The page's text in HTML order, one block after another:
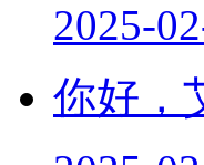
2025-
你好，